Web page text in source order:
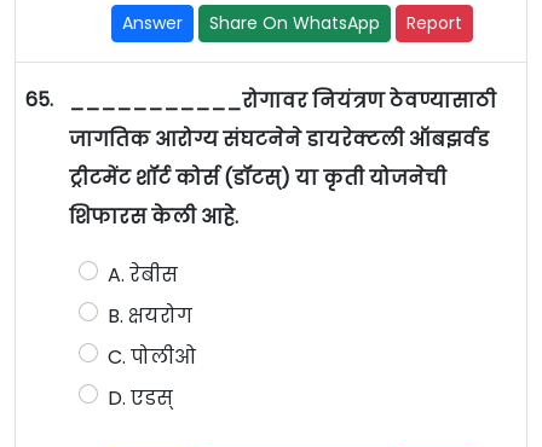
Answer Share On WhatsApp Report
65.
___________रोगावर नियंत्रण ठेवण्यासाठी
जागतिक आरोग्य संघटनेने डायरेक्टली ऑबझर्वड
ट्रीटमेंट शॉर्ट कोर्स (डॉटस्) या कृती योजनेची
शिफारस केली आहे.
A. रेबीस
B. क्षयरोग
C. पोलीओ
D. एडस्